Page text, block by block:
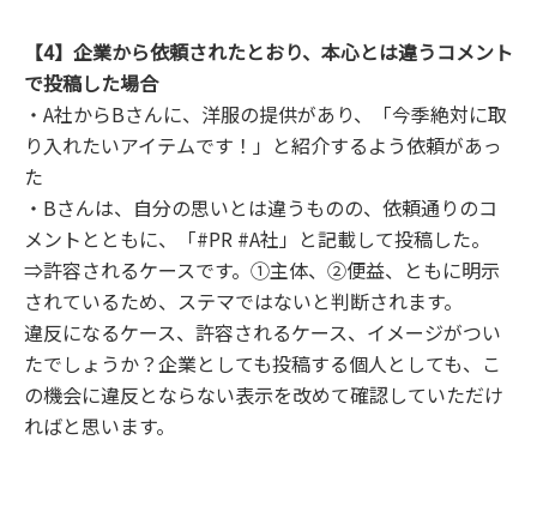
【4】企業から依頼されたとおり、本心とは違うコメント
で投稿した場合
・A社からBさんに、洋服の提供があり、「今季絶対に取
り入れたいアイテムです！」と紹介するよう依頼があっ
た
・Bさんは、自分の思いとは違うものの、依頼通りのコ
メントとともに、「#PR #A社」と記載して投稿した。
⇒許容されるケースです。①主体、②便益、ともに明示
されているため、ステマではないと判断されます。
違反になるケース、許容されるケース、イメージがつい
たでしょうか？企業としても投稿する個人としても、こ
の機会に違反とならない表示を改めて確認していただけ
ればと思います。